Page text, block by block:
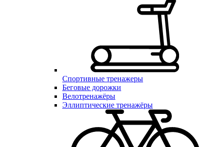
Спортивные тренажеры
Беговые дорожки
Велотренажёры
Эллиптические тренажёры